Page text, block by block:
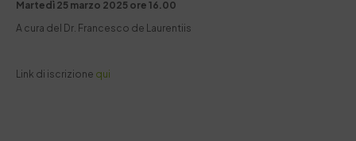
Martedì 25 marzo 2025 ore 16.00
A cura del Dr. Francesco de Laurentiis
Link di iscrizione qui